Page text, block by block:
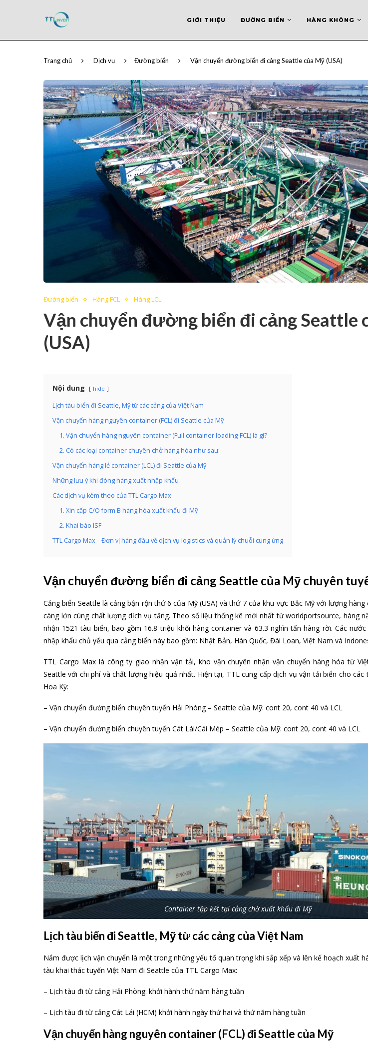
GIỚI THIỆU ĐƯỜNG BIỂN HÀNG KHÔNG
Trang chủ Dịch vụ Đường biển Vận chuyển đường biển đi cảng Seattle của Mỹ (USA)
Đường biển Hàng FCL Hàng LCL
Vận chuyển đường biển đi cảng Seattle
(USA)
Nội dung hide
Lịch tàu biển đi Seattle, Mỹ từ các cảng của Việt Nam
Vận chuyển hàng nguyên container (FCL) đi Seattle của Mỹ
1. Vận chuyển hàng nguyên container (Full container loading-FCL) là gì?
2. Có các loại container chuyên chở hàng hóa như sau:
Vận chuyển hàng lẻ container (LCL) đi Seattle của Mỹ
Những lưu ý khi đóng hàng xuất nhập khẩu
Các dịch vụ kèm theo của TTL Cargo Max
1. Xin cấp C/O form B hàng hóa xuất khẩu đi Mỹ
2. Khai báo ISF
TTL Cargo Max – Đơn vị hàng đầu về dịch vụ logistics và quản lý chuỗi cung ứng
Vận chuyển đường biển đi cảng Seattle của Mỹ chuyên
Cảng biển Seattle là cảng bận rộn thứ 6 của Mỹ (USA) và thứ 7 của khu vực Bắc Mỹ với lượng
càng lớn cùng chất lượng dịch vụ tăng. Theo số liệu thống kê mới nhất từ worldportsource, hàng
nhận 1521 tàu biển, bao gồm 16.8 triệu khối hàng container và 63.3 nghìn tấn hàng rời. Các
nhập khẩu chủ yếu qua cảng biển này bao gồm: Nhật Bản, Hàn Quốc, Đài Loan, Việt Nam và
TTL Cargo Max là công ty giao nhận vận tải, kho vận chuyên nhận vận chuyển hàng hóa từ
Seattle với chi phí và chất lượng hiệu quả nhất. Hiện tại, TTL cung cấp dịch vụ vận tải biển cho các
Hoa Kỳ:
– Vận chuyển đường biển chuyên tuyến Hải Phòng – Seattle của Mỹ: cont 20, cont 40 và LCL
– Vận chuyển đường biển chuyên tuyến Cát Lái/Cái Mép – Seattle của Mỹ: cont 20, cont 40 và LCL
Container tập kết tại cảng chờ xuất khẩu đi Mỹ
Lịch tàu biển đi Seattle, Mỹ từ các cảng của Việt Nam
Nắm được lịch vận chuyển là một trong những yếu tố quan trọng khi sắp xếp và lên kế hoạch xuất
tàu khai thác tuyến Việt Nam đi Seattle của TTL Cargo Max:
– Lịch tàu đi từ cảng Hải Phòng: khởi hành thứ năm hàng tuần
– Lịch tàu đi từ cảng Cát Lái (HCM) khởi hành ngày thứ hai và thứ năm hàng tuần
Vận chuyển hàng nguyên container (FCL) đi Seattle của Mỹ